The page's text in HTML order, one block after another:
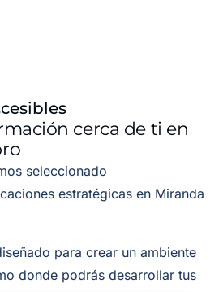
cerca de ti en
seleccionado
estratégicas en Miranda
para crear un ambiente
donde podrás desarrollar tus